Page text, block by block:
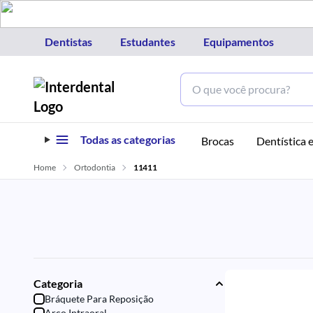
Dentistas Estudantes Equipamentos
Todas as categorias Brocas Dentística
Home
Ortodontia 11411
Categoria
Bráquete Para Reposição